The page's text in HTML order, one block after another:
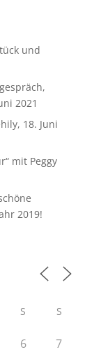
und
2021
18. Juni
mit Peggy
2019!
S S
6 7